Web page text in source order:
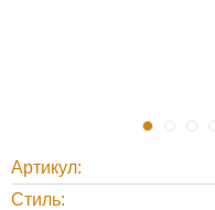
Артикул
Стиль